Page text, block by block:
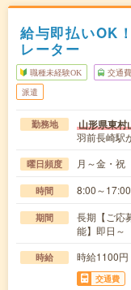
給与即払いOK
レーター
職種未経験OK 交通
派遣
勤務地 山形県東村
羽前長崎駅
曜日頻度 月～金・祝
時間 8:00～
期間
長期【ご応
能】即日～
時給 時給1100円
交通費